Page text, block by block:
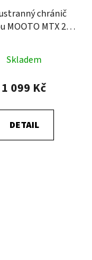
chránič
MOOTO MTX 2
Skladem
1 099 Kč
DETAIL